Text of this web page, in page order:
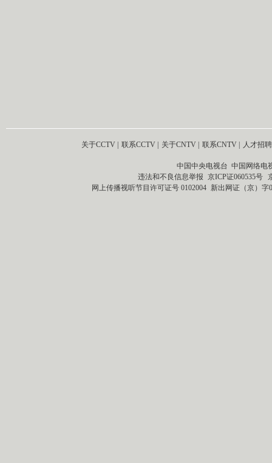
关于CCTV 联系CCTV 关于CNTV 联系CNTV 人才招聘
中国中央电视台 中国网络电
违法和不良信息举报 京ICP证060535号
网上传播视听节目许可证号 0102004 新出网证（京）